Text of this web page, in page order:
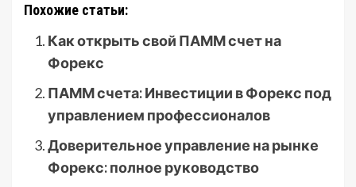
Похожие статьи:
Как открыть свой ПАММ счет на
Форекс
ПАММ счета: Инвестиции в Форекс под
управлением профессионалов
Доверительное управление на рынке
Форекс: полное руководство